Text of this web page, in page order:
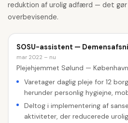
reduktion af urolig adfærd — det
overbevisende.
SOSU-assistent —
mar 2022 – nu
Plejehjemmet Sølund — København
Varetager daglig pleje for 12
herunder personlig hygiejne,
Deltog i implementering af
aktiviteter, der reducerede